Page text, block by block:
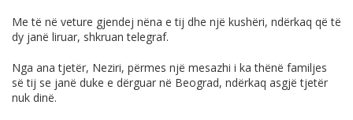
Me të në veture gjendej nëna e tij dhe një kushëri, ndërkaq që të
dy janë liruar, shkruan telegraf.
Nga ana tjetër, Neziri, përmes një mesazhi i ka thënë familjes
së tij se janë duke e dërguar në Beograd, ndërkaq asgjë tjetër
nuk dinë.